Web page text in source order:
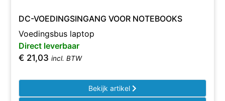
DC-VOEDINGSINGANG VOOR NOTEBOOKS
Voedingsbus laptop
Direct leverbaar
€ 21,03 incl. BTW
Bekijk artikel